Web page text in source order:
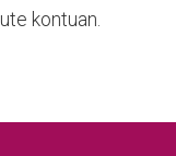
kontuan.